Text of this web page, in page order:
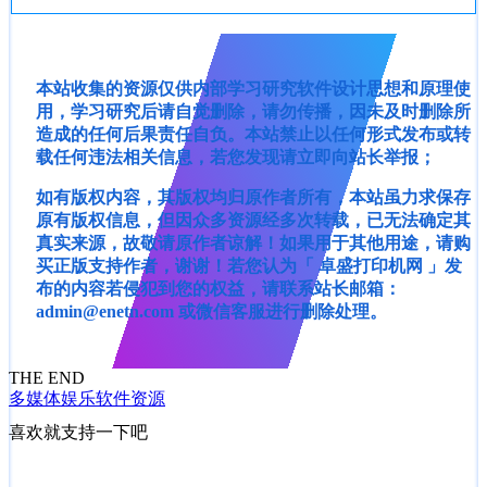
本站收集的资源仅供内部学习研究软件设计思想和原理使
用，学习研究后请自觉删除，请勿传播，因未及时删除所
造成的任何后果责任自负。本站禁止以任何形式发布或转
载任何违法相关信息，若您发现请立即向站长举报；
如有版权内容，其版权均归原作者所有，本站虽力求保存
原有版权信息，但因众多资源经多次转载，已无法确定其
真实来源，故敬请原作者谅解！如果用于其他用途，请购
买正版支持作者，谢谢！若您认为「 卓盛打印机网 」发
布的内容若侵犯到您的权益，请联系站长邮箱：
admin@enetn.com 或微信客服进行删除处理。
THE END
多媒体娱乐软件资源
喜欢就支持一下吧